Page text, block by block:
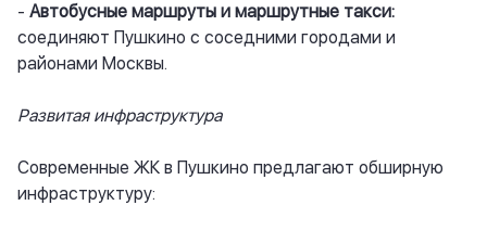
- Автобусные маршруты и маршрутные такси:
соединяют Пушкино с соседними городами и
районами Москвы.
Развитая инфраструктура
Современные ЖК в Пушкино предлагают обширную
инфраструктуру: